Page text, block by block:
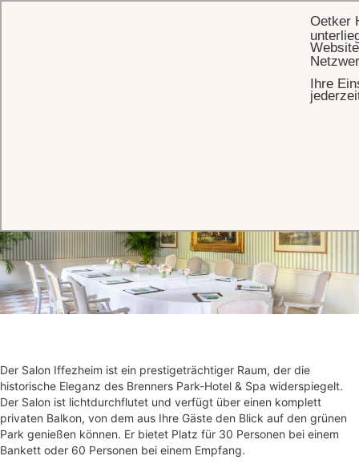
SALON IFFEZHEIM
Der Salon Iffezheim ist ein prestigeträchtiger Raum, der die
historische Eleganz des Brenners Park-Hotel & Spa widerspiegelt.
Der Salon ist lichtdurchflutet und verfügt über einen komplett
privaten Balkon, von dem aus Ihre Gäste den Blick auf den grünen
Park genießen können. Er bietet Platz für 30 Personen bei einem
Bankett oder 60 Personen bei einem Empfang.
Oetker
Ihre